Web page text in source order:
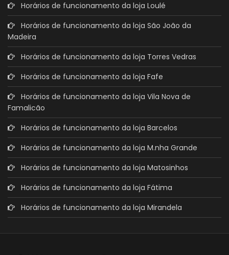
Horários de funcionamento da loja Loulé
Horários de funcionamento da loja São João da
Madeira
Horários de funcionamento da loja Torres Vedras
Horários de funcionamento da loja Fafe
Horários de funcionamento da loja Vila Nova de
Famalicão
Horários de funcionamento da loja Barcelos
Horários de funcionamento da loja M.nha Grande
Horários de funcionamento da loja Matosinhos
Horários de funcionamento da loja Fátima
Horários de funcionamento da loja Mirandela